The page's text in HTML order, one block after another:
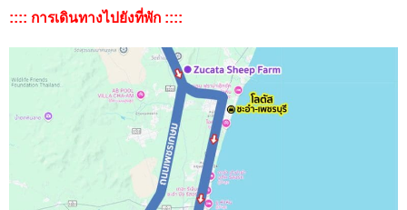
:::: การเดินทางไปยังที่พัก ::::